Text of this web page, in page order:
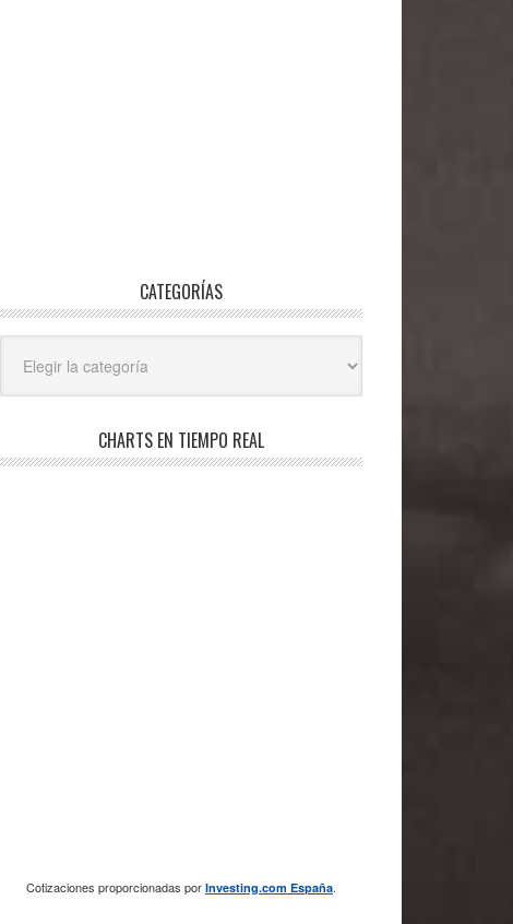
CATEGORÍAS
CHARTS EN TIEMPO REAL
Cotizaciones proporcionadas por Investing.com España.